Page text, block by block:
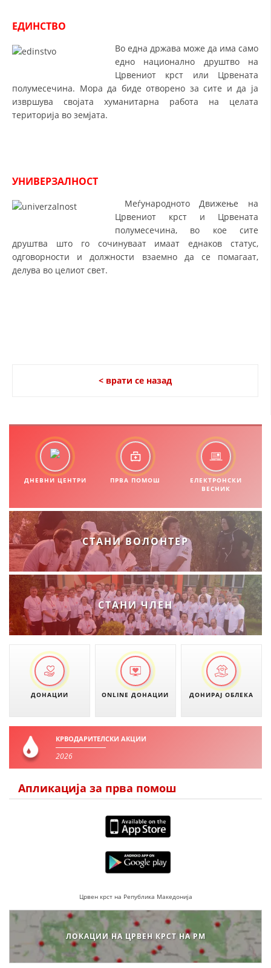
ИНФОРМАЦИИ ЗА БОЛЕСТИ
МЕНАЏМЕНТ НА ВОЛОНТЕРИ
ПРИРАЧНИЦИ
СТРАТЕГИИ
ЕДИНСТВО
Во една држава може да има само
едно национално друштво на
Црвениот крст или Црвената
полумесечина. Мора да биде отворено за сите и да ја
извршува својата хуманитарна работа на целата
територија во земјата.
УНИВЕРЗАЛНОСТ
Меѓународното Движење на
Црвениот крст и Црвената
полумесечина, во кое сите
друштва што го сочинуваат имаат еднаков статус,
одговорности и должности взаемно да се помагаат,
делува во целиот свет.
< врати се назад
ДНЕВНИ ЦЕНТРИ ПРВА ПОМОШ
ЕЛЕКТРОНСКИ
ВЕСНИК
СТАНИ ВОЛОНТЕР
СТАНИ ЧЛЕН
ДОНАЦИИ ONLINE ДОНАЦИИ ДОНИРАЈ ОБЛЕКА
КРВОДАРИТЕЛСКИ АКЦИИ
2026
Апликација за прва помош
Црвен крст на Република Македонија
ЛОКАЦИИ НА ЦРВЕН КРСТ НА РМ